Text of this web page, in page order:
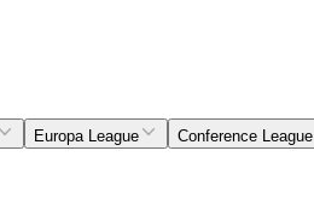
Europa League Conference League